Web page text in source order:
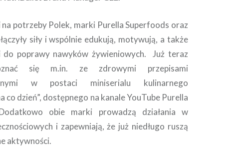
potrzeby Polek, marki Purella Superfoods oraz
siły i wspólnie edukują, motywują, a także
do poprawy nawyków żywieniowych. Już teraz
się m.in. ze zdrowymi przepisami
w postaci miniserialu kulinarnego
co dzień”, dostępnego na kanale YouTube Purella
obie marki prowadzą działania w
i zapewniają, że już niedługo ruszą
aktywności.